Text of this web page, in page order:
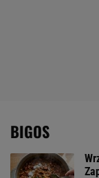
BIGOS